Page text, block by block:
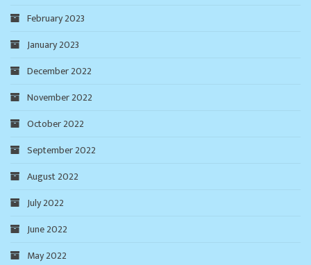
February 2023
January 2023
December 2022
November 2022
October 2022
September 2022
August 2022
July 2022
June 2022
May 2022